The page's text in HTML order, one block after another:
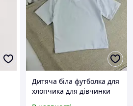
Дитяча біла футболка для
хлопчика для дівчинки